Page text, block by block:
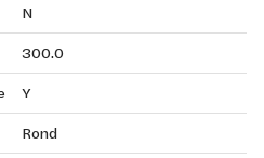
N
300.0
Y
Rond